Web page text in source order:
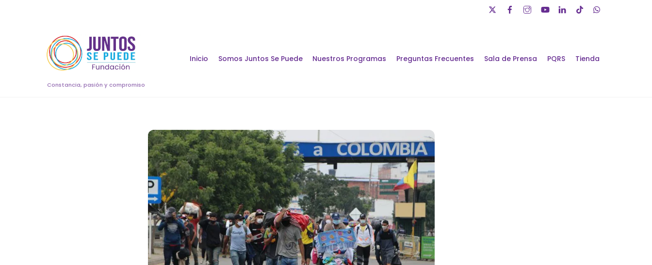
Constancia, pasión y compromiso
Inicio Somos Juntos Se Puede Nuestros Programas Preguntas Frecuentes Sala de Prensa PQRS Tienda